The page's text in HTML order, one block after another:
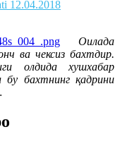
12.04.2018
Оилада
ва чексиз бахтдир.
олдида хушхабар
бу бахтнинг қадрини